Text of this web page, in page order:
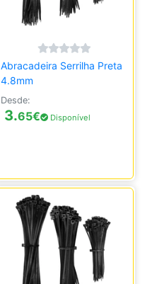
Abracadeira Serrilha Preta
4.8mm
Desde:
3.65€ Disponível